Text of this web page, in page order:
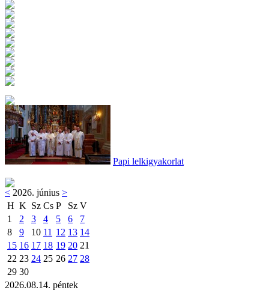
Papi lelkigyakorlat
< 2026. június >
H K Sz Cs P Sz V
1
2 3 4 5 6
7
8
9 10 11 12 13 14
15 16 17 18 19 20 21
22 23 24 25 26 27 28
29 30
2026.08.14. péntek